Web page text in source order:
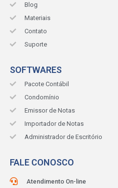
Blog
Materiais
Contato
Suporte
SOFTWARES
Pacote Contábil
Condomínio
Emissor de Notas
Importador de Notas
Administrador de Escritório
FALE CONOSCO
Atendimento On-line